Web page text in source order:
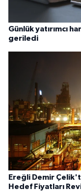
Günlük yatırımcı
geriledi
Ereğli Demir
Hedef Fiyatları